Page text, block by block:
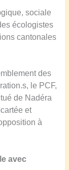
sociale
écologistes
cantonales
des
le PCF,
de Nadéra
et
à
avec